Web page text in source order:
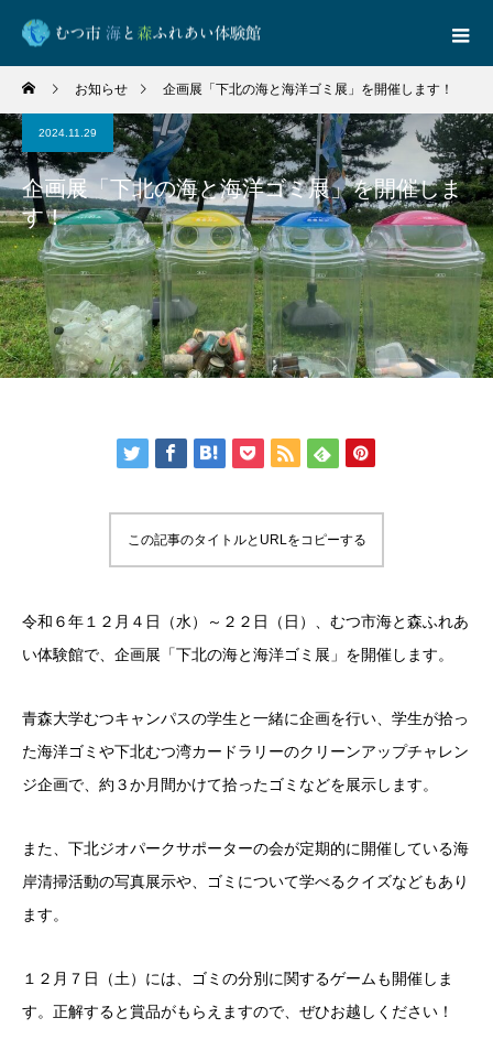
お知らせ 企画展「下北の海と海洋ゴミ展」を開催します！
2024.11.29
企画展「下北の海と海洋ゴミ展」を開催しま
す！
この記事のタイトルとURLをコピーする
令和６年１２月４日（水）～２２日（日）、むつ市海と森ふれあ
い体験館で、企画展「下北の海と海洋ゴミ展」を開催します。
青森大学むつキャンパスの学生と一緒に企画を行い、学生が拾っ
た海洋ゴミや下北むつ湾カードラリーのクリーンアップチャレン
ジ企画で、約３か月間かけて拾ったゴミなどを展示します。
また、下北ジオパークサポーターの会が定期的に開催している海
岸清掃活動の写真展示や、ゴミについて学べるクイズなどもあり
ます。
１２月７日（土）には、ゴミの分別に関するゲームも開催しま
す。正解すると賞品がもらえますので、ぜひお越しください！